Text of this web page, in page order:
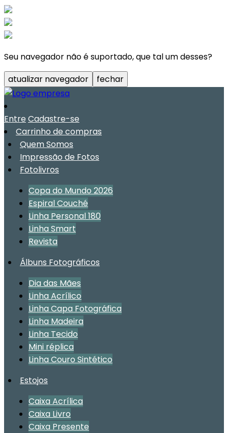
Seu navegador não é suportado, que tal um desses?
atualizar navegador
fechar
Entre Cadastre-se
Carrinho de compras
Quem Somos
Impressão de Fotos
Fotolivros
Copa do Mundo 2026
Espiral Couché
Linha Personal 180
Linha Smart
Revista
Álbuns Fotográficos
Dia das Mães
Linha Acrílico
Linha Capa Fotográfica
Linha Madeira
Linha Tecido
Mini réplica
Linha Couro Sintético
Estojos
Caixa Acrílica
Caixa Livro
Caixa Presente